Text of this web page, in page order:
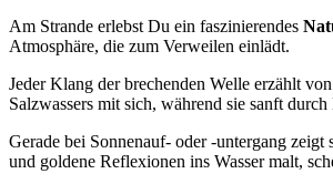
Am Strande erlebst Du ein faszinierendes
Atmosphäre, die zum Verweilen einlädt.
Jeder Klang der brechenden Welle erzählt
Salzwassers mit sich, während sie sanft
Gerade bei Sonnenauf- oder -untergang
und goldene Reflexionen ins Wasser malt,